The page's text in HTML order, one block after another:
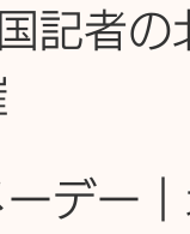
記者の
デー